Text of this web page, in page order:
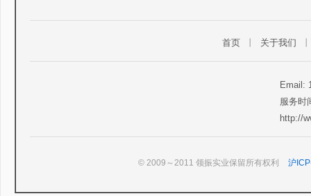
首页 关于我们
Email:
服务时
http://
© 2009～2011 领振实业保留所有权利 沪